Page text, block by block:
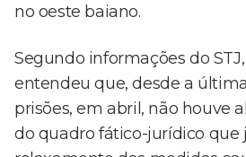
no oeste baiano.
Segundo informações do
entendeu que, desde a
prisões, em abril, não houve
do quadro fático-jurídico que